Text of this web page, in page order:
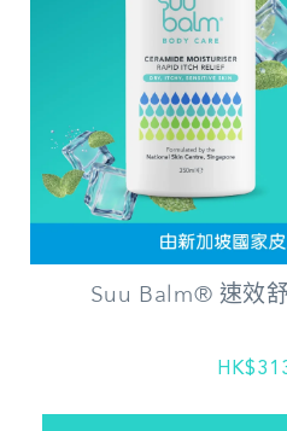
Suu Balm® 速效